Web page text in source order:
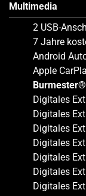
Multimedia
2 USB-
7 Jahre
Android
Apple
Digitales
Digitales
Digitales
Digitales
Digitales
Digitales
Digitales